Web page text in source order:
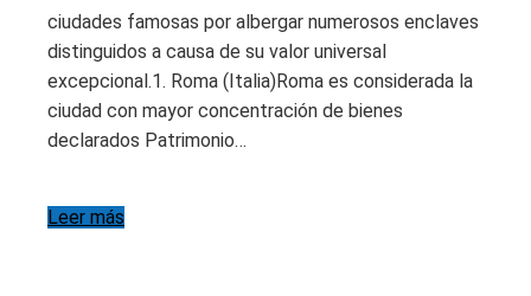
ciudades famosas por albergar numerosos enclaves
distinguidos a causa de su valor universal
excepcional.1. Roma (Italia)Roma es considerada la
ciudad con mayor concentración de bienes
declarados Patrimonio…
Leer más